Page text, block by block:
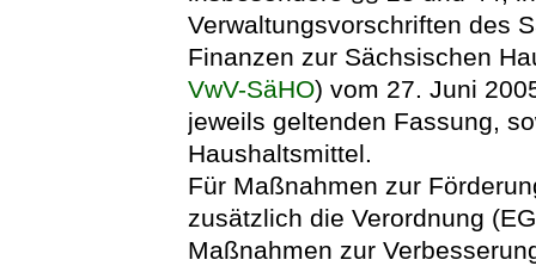
Verwaltungsvorschriften des
Finanzen zur Sächsischen
VwV-SäHO) vom 27. Juni
jeweils geltenden Fassung,
Haushaltsmittel.
Für Maßnahmen zur
zusätzlich die Verordnung
Maßnahmen zur